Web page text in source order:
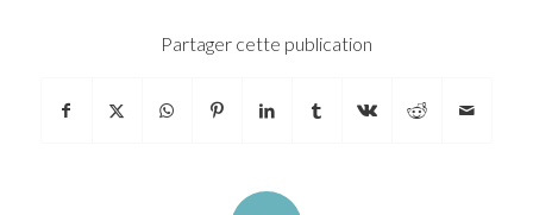
Partager cette publication